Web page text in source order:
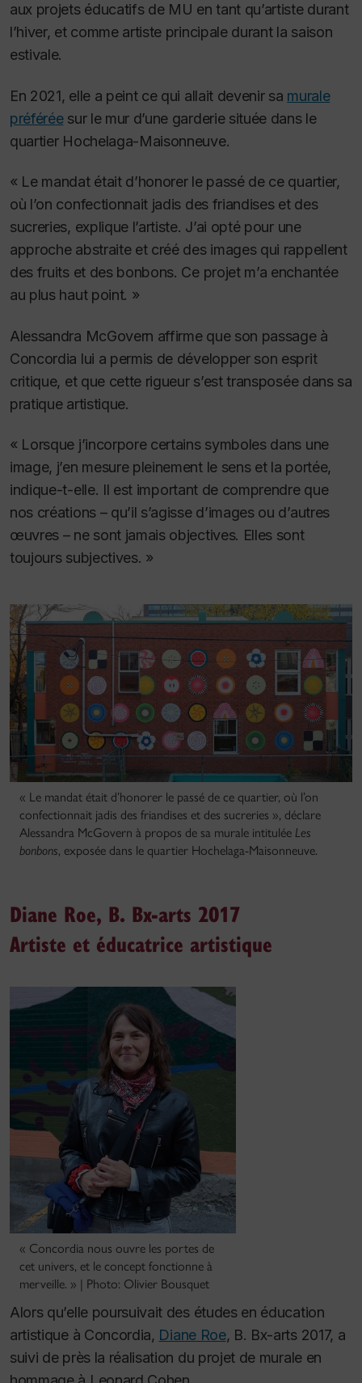
aux projets éducatifs de MU en tant qu’artiste durant
l’hiver, et comme artiste principale durant la saison
estivale.
En 2021, elle a peint ce qui allait devenir sa murale
préféréesur le mur d’une garderie située dans le
quartier Hochelaga-Maisonneuve.
« Le mandat était d’honorer le passé de ce quartier,
où l’on confectionnait jadis des friandises et des
sucreries, explique l’artiste. J’ai opté pour une
approche abstraite et créé des images qui rappellent
des fruits et des bonbons. Ce projet m’a enchantée
au plus haut point. »
Alessandra McGovern affirme que son passage à
Concordia lui a permis de développer son esprit
critique, et que cette rigueur s’est transposée dans sa
pratique artistique.
« Lorsque j’incorpore certains symboles dans une
image, j’en mesure pleinement le sens et la portée,
indique-t-elle. Il est important de comprendre que
nos créations – qu’il s’agisse d’images ou d’autres
œuvres – ne sont jamais objectives. Elles sont
toujours subjectives. »
« Le mandat était d’honorer le passé de ce quartier, où l’on
confectionnait jadis des friandises et des sucreries », déclare
Alessandra McGovern à propos de sa murale intitulée Les
bonbons, exposée dans le quartier Hochelaga-Maisonneuve.
Diane Roe, B. Bx-arts 2017
Artiste et éducatrice artistique
« Concordia nous ouvre les portes de
cet univers, et le concept fonctionne à
merveille. » | Photo: Olivier Bousquet
Alors qu’elle poursuivait des études en éducation
artistique à Concordia, Diane Roe, B. Bx-arts 2017, a
suivi de près la réalisation du projet de murale en